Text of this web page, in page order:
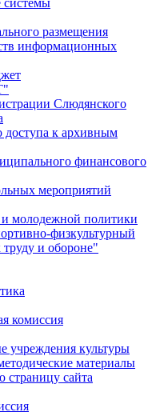
размещения
информационных
Слюдянского
доступа к архивным
финансового
мероприятий
и молодежной политики
физкультурный
и обороне"
комиссия
учреждения культуры
материалы
страницу сайта